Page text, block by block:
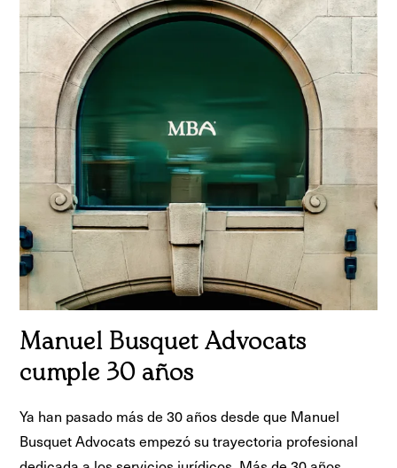
Manuel Busquet Advocats
cumple 30 años
Ya han pasado más de 30 años desde que Manuel
Busquet Advocats empezó su trayectoria profesional